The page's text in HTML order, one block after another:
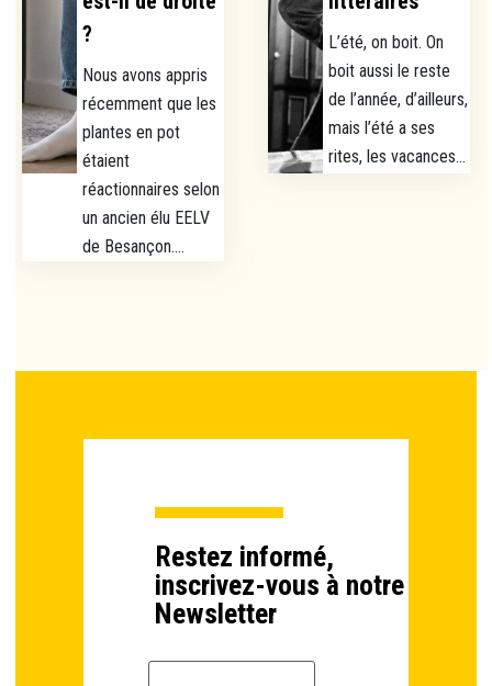
?
Nous avons appris
récemment que les
plantes en pot
étaient
réactionnaires selon
un ancien élu EELV
de Besançon....
L’été, on boit. On
boit aussi le reste
de l’année, d’ailleurs,
mais l’été a ses
rites, les vacances...
Restez informé,
inscrivez-vous à notre
Newsletter